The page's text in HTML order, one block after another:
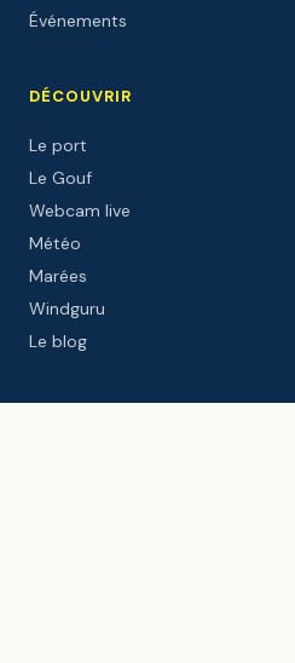
Événements
DÉCOUVRIR
Le port
Le Gouf
Webcam live
Météo
Marées
Windguru
Le blog